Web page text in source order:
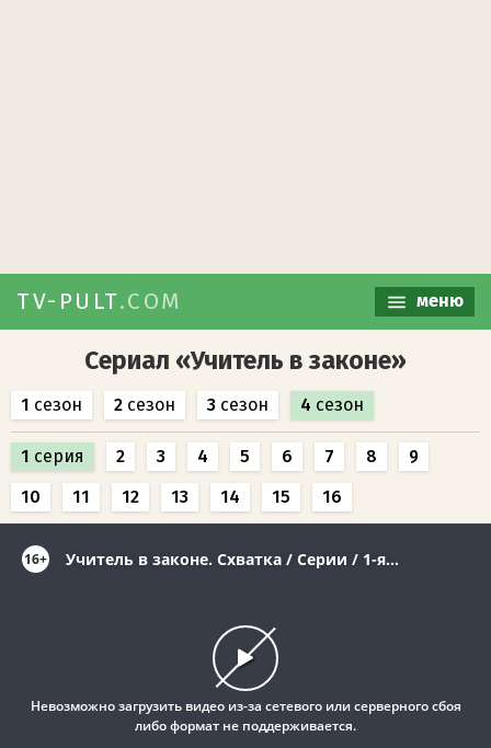
TV-PULT.COM меню
Сериал «Учитель в законе»
1 сезон 2 сезон 3 сезон 4 сезон
1 серия 2 3 4 5 6 7 8
9
10
11 12 13 14 15 16